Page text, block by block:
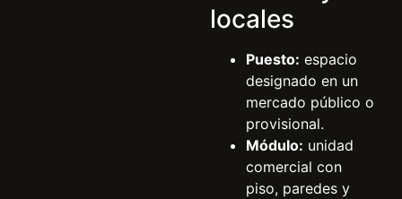
locales
Puesto: espacio
designado en un
mercado público o
provisional.
Módulo: unidad
comercial con
piso, paredes y